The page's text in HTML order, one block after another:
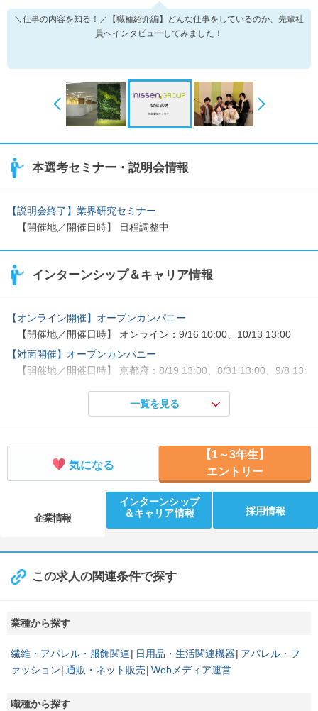
＼仕事の内容を知る！／【職種紹介編】どんな仕事をしているのか、先輩社
員へインタビューしてみました！
本選考セミナー・説明会情報
【説明会終了】業界研究セミナー
【開催地／開催日時】 日程調整中
インターンシップ＆キャリア情報
【オンライン開催】オープンカンパニー
【開催地／開催日時】 オンライン：9/16 10:00、10/13 13:00
【対面開催】オープンカンパニー
【開催地／開催日時】 京都府：8/19 13:00、8/31 13:00、9/8 13:
【5Daysインターンシップ】ニッセンの仕事を深堀り！
一覧を見る
気になる
【1～3年生】
エントリー
企業情報
インターンシップ
＆キャリア情報
採用情報
この求人の関連条件で探す
業種から探す
繊維・アパレル・服飾関連 日用品・生活関連機器
アパレル・フ
ァッション 通販・ネット販売 Webメディア運営
職種から探す